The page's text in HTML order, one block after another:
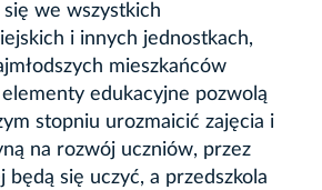
we wszystkich
i innych jednostkach,
mieszkańców
edukacyjne pozwolą
stopniu urozmaicić zajęcia i
na rozwój uczniów, przez
będą się uczyć, a przedszkola